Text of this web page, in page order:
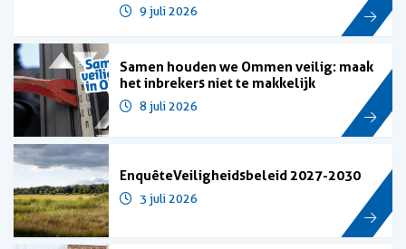
9 juli 2026
Samen houden we Ommen veilig: maak
het inbrekers niet te makkelijk
8 juli 2026
Enquête Veiligheidsbeleid 2027-2030
3 juli 2026